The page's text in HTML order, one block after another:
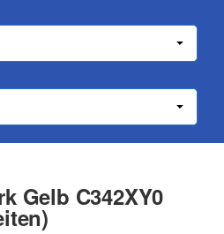
Gelb C342XY0